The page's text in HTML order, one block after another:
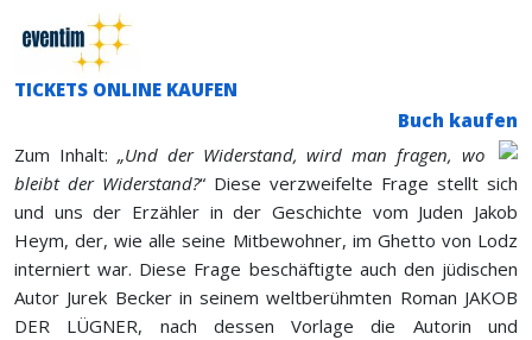
TICKETS ONLINE KAUFEN
Buch kaufen
Zum Inhalt: „Und der Widerstand, wird man fragen, wo
bleibt der Widerstand?“ Diese verzweifelte Frage stellt sich
und uns der Erzähler in der Geschichte vom Juden Jakob
Heym, der, wie alle seine Mitbewohner, im Ghetto von Lodz
interniert war. Diese Frage beschäftigte auch den jüdischen
Autor Jurek Becker in seinem weltberühmten Roman JAKOB
DER LÜGNER, nach dessen Vorlage die Autorin und